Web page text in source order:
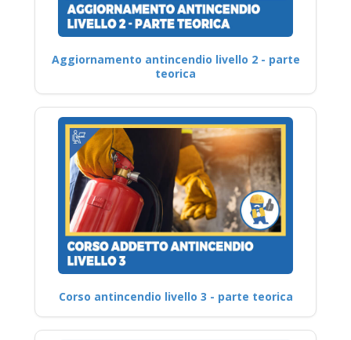
Aggiornamento antincendio livello 2 - parte
teorica
Corso antincendio livello 3 - parte teorica